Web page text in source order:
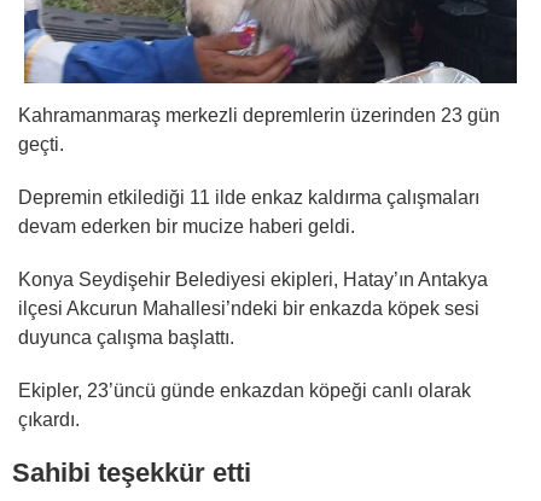
Kahramanmaraş merkezli depremlerin üzerinden 23 gün
geçti.
Depremin etkilediği 11 ilde enkaz kaldırma çalışmaları
devam ederken bir mucize haberi geldi.
Konya Seydişehir Belediyesi ekipleri, Hatay’ın Antakya
ilçesi Akcurun Mahallesi’ndeki bir enkazda köpek sesi
duyunca çalışma başlattı.
Ekipler, 23’üncü günde enkazdan köpeği canlı olarak
çıkardı.
Sahibi teşekkür etti